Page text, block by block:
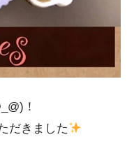
！
だきました